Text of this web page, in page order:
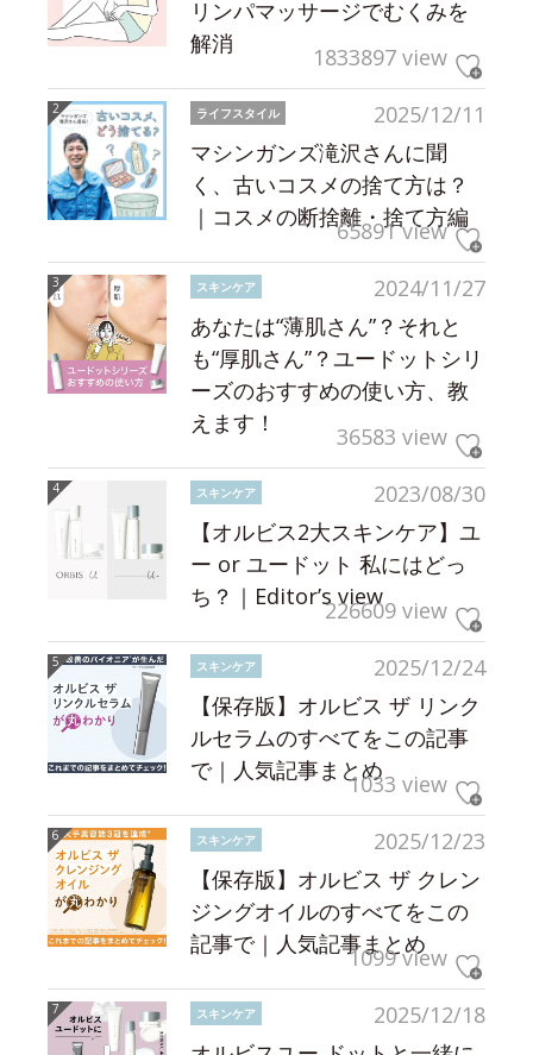
リンパマッサージでむくみを
解消
1833897 view
2025/12/11
ライフスタイル
マシンガンズ滝沢さんに聞
く、古いコスメの捨て方は？
｜コスメの断捨離・捨て方編
65891 view
2024/11/27
スキンケア
あなたは“薄肌さん”？それと
も“厚肌さん”？ユードットシリ
ーズのおすすめの使い方、教
えます！
36583 view
2023/08/30
スキンケア
【オルビス2大スキンケア】ユ
ー or ユードット 私にはどっ
ち？｜Editor’s view226609 view
2025/12/24
スキンケア
【保存版】オルビス ザ リンク
ルセラムのすべてをこの記事
で｜人気記事まとめ1033 view
2025/12/23
スキンケア
【保存版】オルビス ザ クレン
ジングオイルのすべてをこの
記事で｜人気記事まとめ
1099 view
2025/12/18
スキンケア